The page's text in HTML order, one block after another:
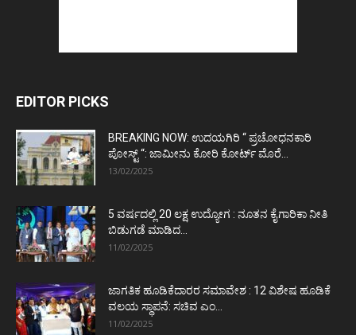
EDITOR PICKS
BREAKING NOW: ಉದಯಗಿರಿ “ ಪ್ರಚೋಧನಕಾರಿ
ಪೋಸ್ಟ್‌ “: ಜಾಮೀನು ಕೋರಿ ಕೋರ್ಟ್‌ ಮೊರೆ...
13/02/2025
5 ವರ್ಷದಲ್ಲಿ 20 ಲಕ್ಷ ಉದ್ಯೋಗ : ನೂತನ ಕೈಗಾರಿಕಾ ನೀತಿ
ಬಿಡುಗಡೆ ಮಾಡಿದ...
11/02/2025
ಜಾಗತಿಕ ಹೂಡಿಕೆದಾರರ ಸಮಾವೇಶ : 12 ವಿಶೇಷ ಹೂಡಿಕೆ
ವಲಯ ಸ್ಥಾಪನೆ: ಸಚಿವ ಎಂ...
11/02/2025